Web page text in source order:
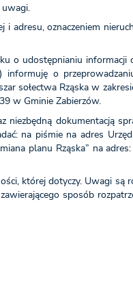
adresu, oznaczeniem
o udostępnianiu
o
sołectwa Rząska w
w Gminie Zabierzów.
dokumentacją
na piśmie na adres
planu Rząska” na
której dotyczy. Uwagi
sposób